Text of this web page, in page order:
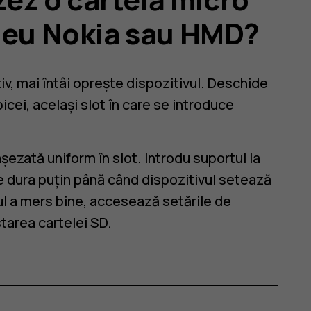
Nokia sau HMD?
mai întâi oprește dispozitivul. Deschide
același slot în care se introduce
uniform în slot. Introdu suportul la
puțin până când dispozitivul setează
a mers bine, accesează setările de
cartelei SD.